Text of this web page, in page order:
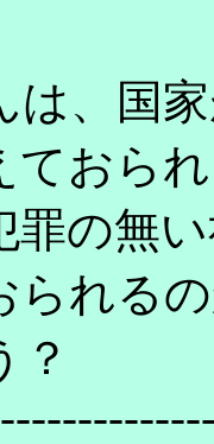
は、国
ておら
罪の無
られる
？